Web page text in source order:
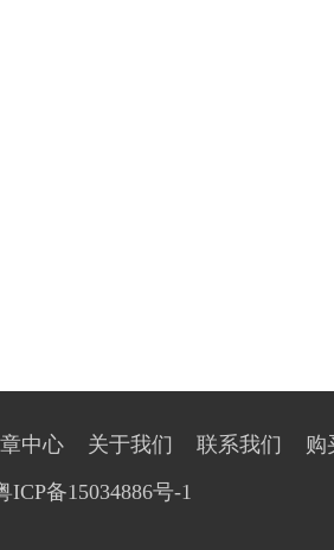
中心 关于我们 联系我们
购
备15034886号-1